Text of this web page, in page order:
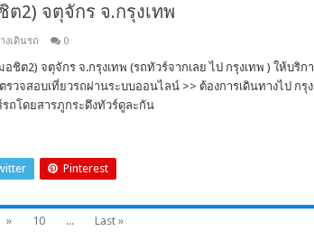
ต2) จตุจักร จ.กรุงเทพ
งเดินรถ 0
ชิต2) จตุจักร จ.กรุงเทพ (รถทัวร์จากเลย ไป กรุงเทพ ) ให้บริก
รวจสอบเที่ยวรถผ่านระบบออนไลน์ >> ต้องการเดินทางไป ก
ถโดยสารภูกระดึงทัวร์ดูละกัน
Pinterest
» 10 ... Last »